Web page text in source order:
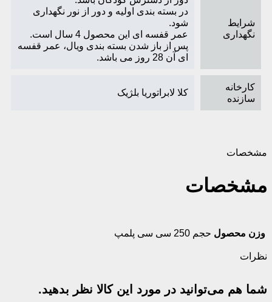
شرایط
نگهداری
در بسته بندی اولیه و دور از نور نگهداری
شود.
عمر قفسه ای این محصول 4 سال است.
پس از باز شدن بسته بندی ویال، عمر قفسه
ای آن 28 روز می باشد.
کارخانه
سازنده
کلا لابراتوریا بلژیک
مشخصات
مشخصات
وزن محصول حجم 250 سی سی پلمپ
نظرات
شما هم می‌توانید در مورد این کالا نظر بدهید.